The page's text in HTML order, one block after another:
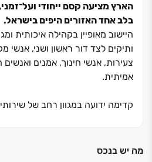
הארץ מציעה קסם ייחודי
בלב אחד האזורים היפים בישראל.
היישוב מאופיין בקהילה איכותית
ותיקים לצד דור ראשון ושני,
צעירות, אנשי חינוך, אמנים
אמיתית.
קדימה ידועה במגוון רחב של
• תנועות נוער פעילות
מה יש בנכס